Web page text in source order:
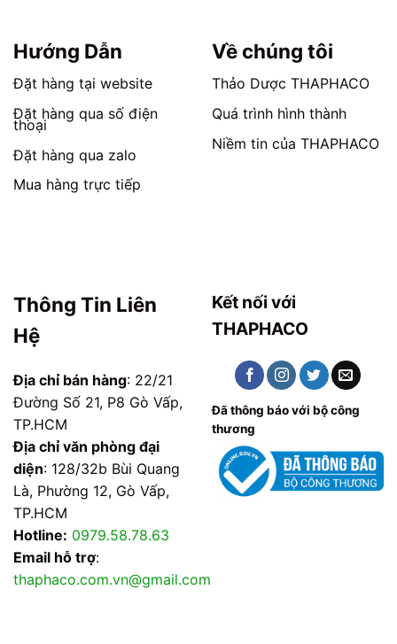
Hướng Dẫn
Đặt hàng tại website
Đặt hàng qua số điện
thoại
Đặt hàng qua zalo
Mua hàng trực tiếp
Về chúng tôi
Thảo Dược THAPHACO
Quá trình hình thành
Niềm tin của THAPHACO
Thông Tin Liên
Hệ
Địa chỉ bán hàng: 22/21
Đường Số 21, P8 Gò Vấp,
TP.HCM
Địa chỉ văn phòng đại
diện: 128/32b Bùi Quang
Là, Phường 12, Gò Vấp,
TP.HCM
Hotline: 0979.58.78.63
Email hỗ trợ:
thaphaco.com.vn@gmail.com
Kết nối với
THAPHACO
Đã thông báo với bộ công
thương